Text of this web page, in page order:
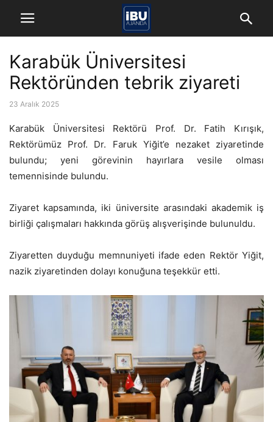
Karabük Üniversitesi
Rektöründen tebrik ziyareti
23 Aralık 2025
Karabük Üniversitesi Rektörü Prof. Dr. Fatih Kırışık,
Rektörümüz Prof. Dr. Faruk Yiğit’e nezaket ziyaretinde
bulundu; yeni görevinin hayırlara vesile olması
temennisinde bulundu.
Ziyaret kapsamında, iki üniversite arasındaki akademik iş
birliği çalışmaları hakkında görüş alışverişinde bulunuldu.
Ziyaretten duyduğu memnuniyeti ifade eden Rektör Yiğit,
nazik ziyaretinden dolayı konuğuna teşekkür etti.